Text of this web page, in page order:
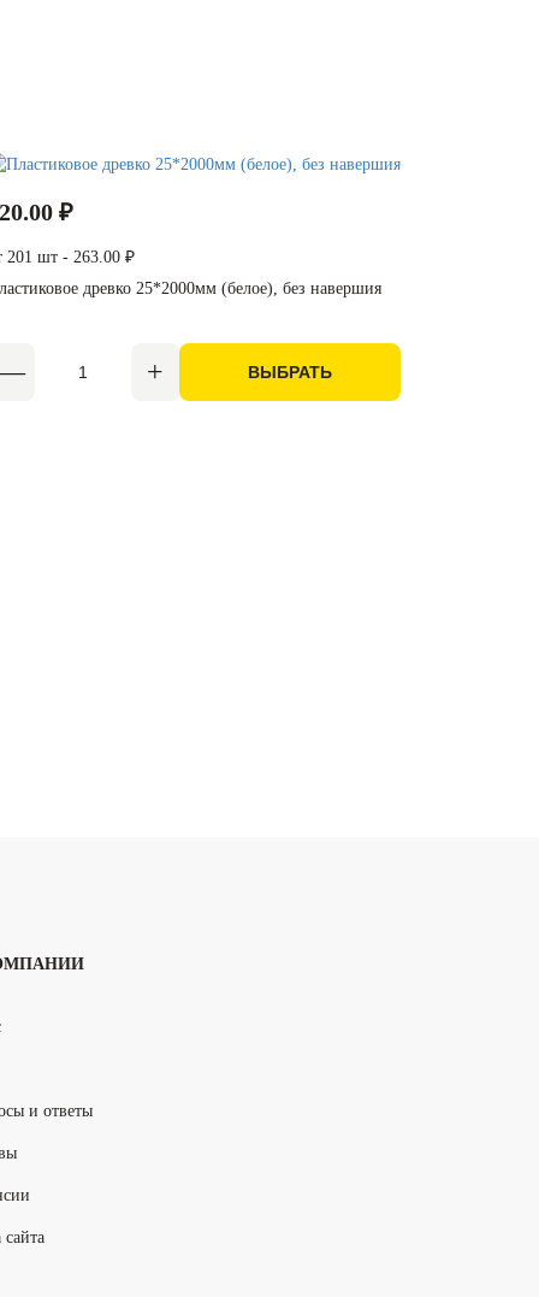
₽
201 шт - 263.00 ₽
древко 25*2000мм (белое), без навершия
ВЫБРАТЬ
и ответы
сайта